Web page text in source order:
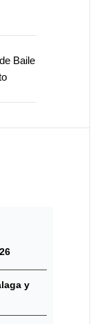
Baile
y